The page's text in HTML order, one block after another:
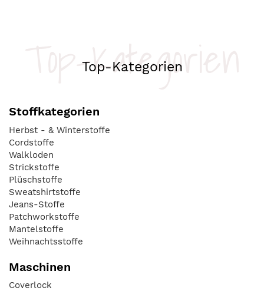
Top-Kategorien
Top-Kategorien
Stoffkategorien
Herbst - & Winterstoffe
Cordstoffe
Walkloden
Strickstoffe
Plüschstoffe
Sweatshirtstoffe
Jeans-Stoffe
Patchworkstoffe
Mantelstoffe
Weihnachtsstoffe
Maschinen
Coverlock